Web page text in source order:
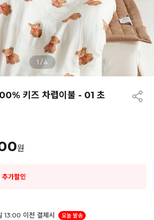
1 /4
키즈 차렵이불 - 01 초
원
가할인
13:00 이전 결제시
오늘 발송